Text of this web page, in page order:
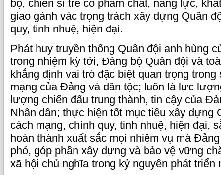
bộ, chiến sĩ trẻ có phẩm chất, năng lực,
giao gánh vác trọng trách xây dựng Quân
quy, tinh nhuệ, hiện đại.
Phát huy truyền thống Quân đội anh hùng
trong nhiệm kỳ tới, Đảng bộ Quân đội và
khẳng định vai trò đặc biệt quan trọng
mạng của Đảng và dân tộc; luôn là lực
lượng chiến đấu trung thành, tin cậy của
Nhân dân; thực hiện tốt mục tiêu xây dựng
cách mạng, chính quy, tinh nhuệ, hiện đại,
hoàn thành xuất sắc mọi nhiệm vụ mà
phó, góp phần xây dựng và bảo vệ vững
xã hội chủ nghĩa trong kỷ nguyên phát triển